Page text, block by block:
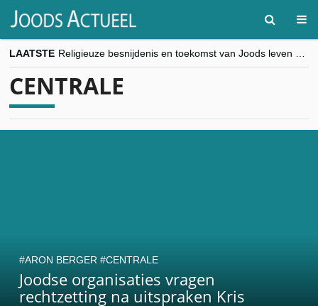
LAATSTE
“Besnijdenisdebat toont hoe moeilijk seculiere Westen minderheden begrijpt”, Jinnih Beels (Vooruit)
CENTRALE
Joodse organisaties vragen
rechtzetting na uitspraken Kris
ARON BERGER CENTRALE